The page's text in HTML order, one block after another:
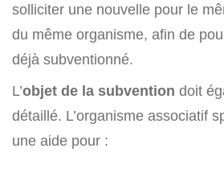
solliciter une nouvelle pour le
du même organisme, afin de
déjà subventionné.
L’objet de la subvention doit
détaillé. L’organisme associatif
une aide pour :